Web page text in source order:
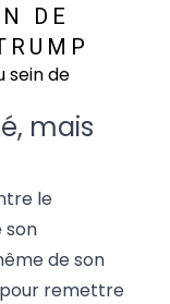
DE
mais
le
son
de son
pour remettre